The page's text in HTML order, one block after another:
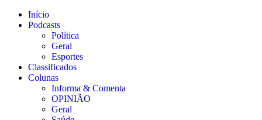
Início
Podcasts
Política
Geral
Esportes
Classificados
Colunas
Informa & Comenta
OPINIÃO
Geral